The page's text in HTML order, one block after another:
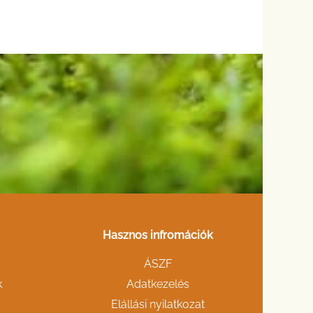
Hasznos infromációk
ÁSZF
Adatkezelés
Elállási nyilatkozat